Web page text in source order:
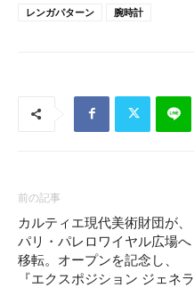
レンガパターン 腕時計
前の記事
カルティエ現代美術財団が、
パリ・パレロワイヤル広場へ
移転。オープンを記念し、
『エクスポジション ジェネラ